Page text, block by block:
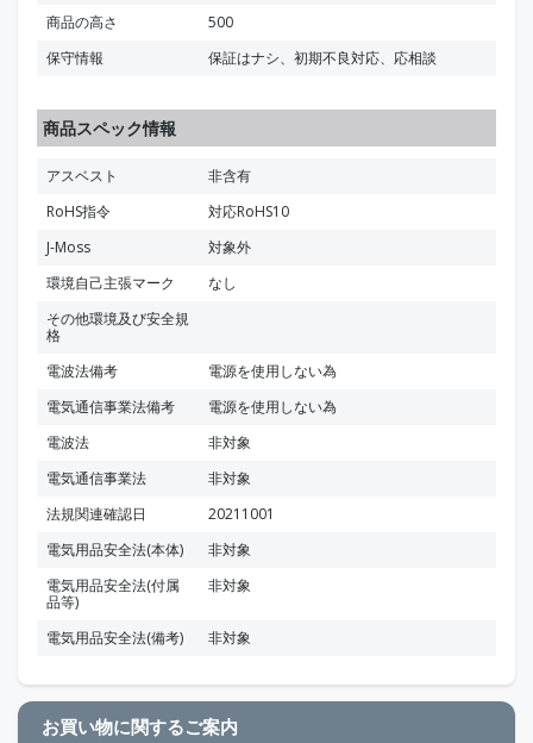
商品の高さ
500
保守情報
保証はナシ、初期不良対応、応相談
商品スペック情報
アスベスト
非含有
RoHS指令
対応RoHS10
J-Moss
対象外
環境自己主張マーク
なし
その他環境及び安全規
格
電波法備考
電源を使用しない為
電気通信事業法備考
電源を使用しない為
電波法
非対象
電気通信事業法
非対象
法規関連確認日
20211001
電気用品安全法(本体)
非対象
電気用品安全法(付属
品等)
非対象
電気用品安全法(備考) 非対象
お買い物に関するご案内